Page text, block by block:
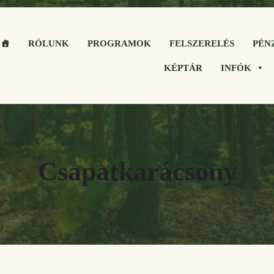
RÓLUNK PROGRAMOK FELSZERELÉS
KÉPTÁR INFÓK
Csapatkarácsony